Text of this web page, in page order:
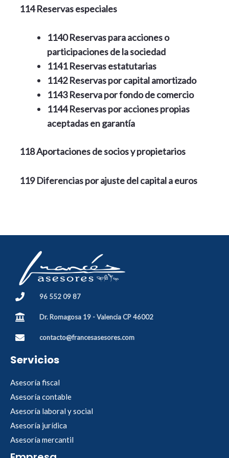
114 Reservas especiales
1140 Reservas para acciones o
participaciones de la sociedad
1141 Reservas estatutarias
1142 Reservas por capital amortizado
1143 Reserva por fondo de comercio
1144 Reservas por acciones propias
aceptadas en garantía
118 Aportaciones de socios y propietarios
119 Diferencias por ajuste del capital a euros
96 552 09 87
Dr. Romagosa 19 - Valencia CP 46002
contacto@francesasesores.com
Servicios
Asesoría fiscal
Asesoría contable
Asesoría laboral y social
Asesoría jurídica
Asesoría mercantil